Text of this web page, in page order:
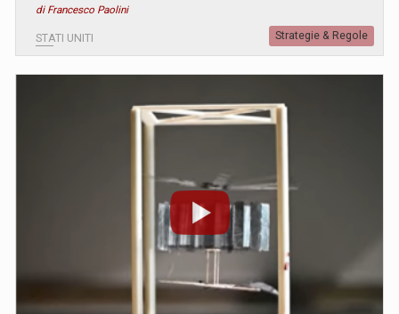
di Francesco Paolini
STATI UNITI Strategie & Regole